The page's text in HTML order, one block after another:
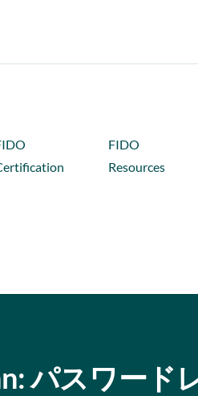
FIDO
Resources
パスワード